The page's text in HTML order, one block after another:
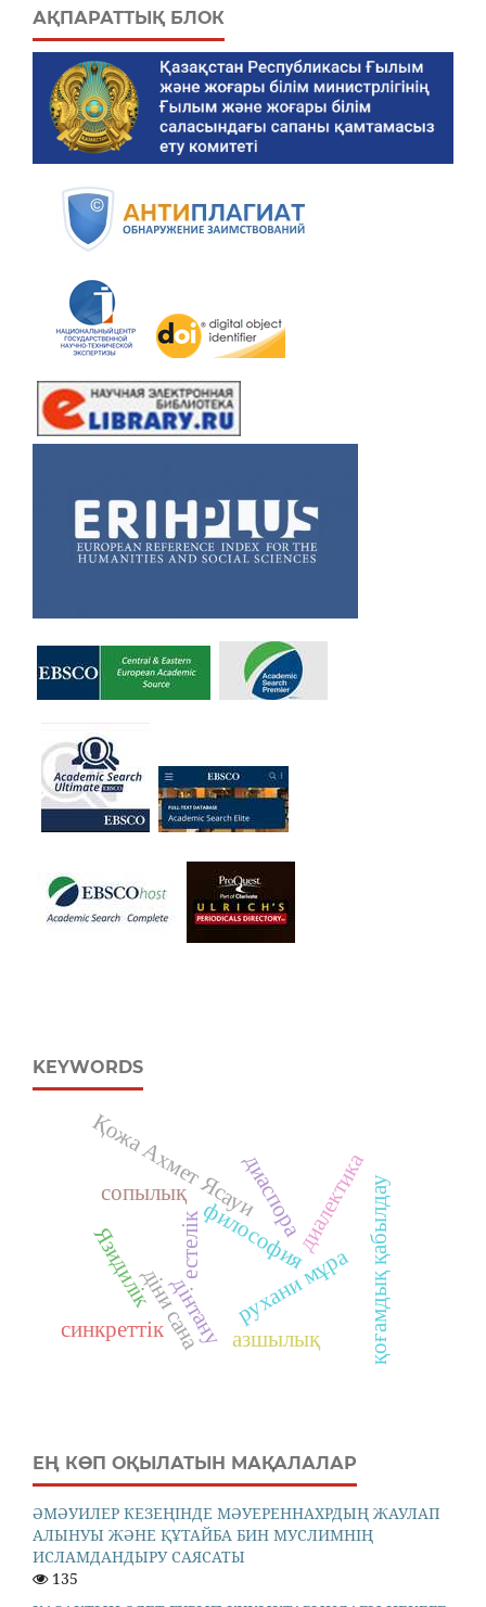
АҚПАРАТТЫҚ БЛОК
KEYWORDS
естелікфилософиядиалектика
Қожа Ахмет Ясауи
сопылық
дінтану қоғамдық қабылдау
рухани мұра
діни сана
диаспора
азшылық
Язидилік
синкреттік
ЕҢ КӨП ОҚЫЛАТЫН МАҚАЛАЛАР
ӘМӘУИЛЕР КЕЗЕҢІНДЕ МӘУЕРЕННАХРДЫҢ ЖАУЛАП
АЛЫНУЫ ЖӘНЕ ҚҰТАЙБА БИН МУСЛИМНІҢ
ИСЛАМДАНДЫРУ САЯСАТЫ
135